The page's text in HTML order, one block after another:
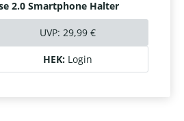
2.0 Smartphone Halter
UVP: 29,99 €
HEK: Login